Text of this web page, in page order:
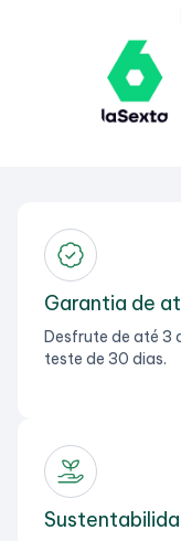
Garantia de
Desfrute de até 3
teste de 30 dias.